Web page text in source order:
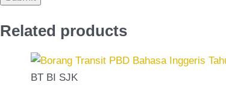
Related products
BT BI SJK